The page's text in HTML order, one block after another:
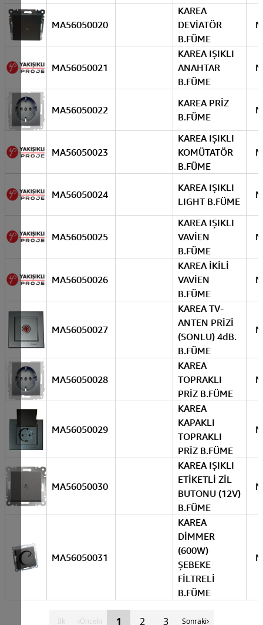
MA56050020
KAREA
DEVİATÖR
B.FÜME
MA56050021
KAREA IŞIKLI
ANAHTAR
B.FÜME
MA56050022
KAREA PRİZ
B.FÜME
MA56050023
KAREA IŞIKLI
KOMÜTATÖR
B.FÜME
MA56050024
KAREA IŞIKLI
LIGHT B.FÜME
MA56050025
KAREA IŞIKLI
VAVİEN
B.FÜME
MA56050026
KAREA İKİLİ
VAVİEN
B.FÜME
MA56050027
KAREA TV-
ANTEN PRİZİ
(SONLU) 4dB.
B.FÜME
MA56050028
KAREA
TOPRAKLI
PRİZ B.FÜME
MA56050029
KAREA
KAPAKLI
TOPRAKLI
PRİZ B.FÜME
MA56050030
KAREA IŞIKLI
ETİKETLİ ZİL
BUTONU (12V)
B.FÜME
MA56050031
KAREA
DİMMER
(600W)
ŞEBEKE
FİLTRELİ
B.FÜME
İlk Önceki 1 2 3 Sonraki